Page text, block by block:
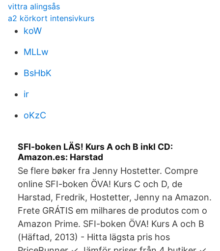
vittra alingsås
a2 körkort intensivkurs
koW
MLLw
BsHbK
ir
oKzC
SFI-boken LÄS! Kurs A och B inkl CD:
Amazon.es: Harstad
Se flere bøker fra Jenny Hostetter. Compre
online SFI-boken ÖVA! Kurs C och D, de
Harstad, Fredrik, Hostetter, Jenny na Amazon.
Frete GRÁTIS em milhares de produtos com o
Amazon Prime. SFI-boken ÖVA! Kurs A och B
(Häftad, 2013) - Hitta lägsta pris hos